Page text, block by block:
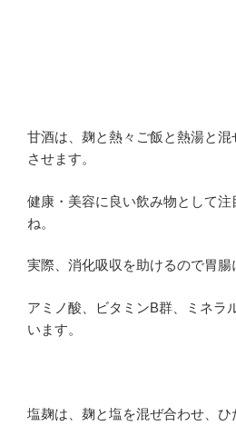
甘酒は、麹と熱々ご飯と熱湯と
させます。
健康・美容に良い飲み物として注
ね。
実際、消化吸収を助けるので胃腸
アミノ酸、ビタミンB群、ミネラ
います。
塩麹は、麹と塩を混ぜ合わせ、ひ